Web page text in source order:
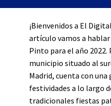
¡Bienvenidos a El
artículo vamos a
Pinto para el año
municipio situado al
Madrid, cuenta con una
festividades a lo largo
tradicionales fiestas